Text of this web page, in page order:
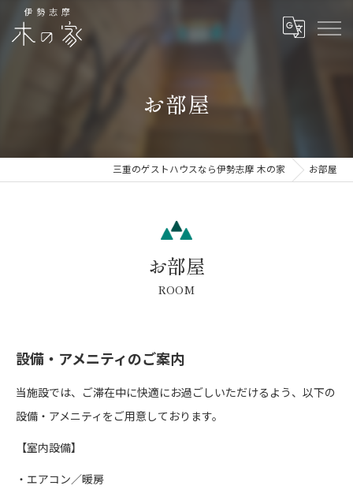
お部屋
三重のゲストハウスなら伊勢志摩 木の家 お部屋
お部屋
ROOM
設備・アメニティのご案内
当施設では、ご滞在中に快適にお過ごしいただけるよう、以下の
設備・アメニティをご用意しております。
【室内設備】
・エアコン／暖房